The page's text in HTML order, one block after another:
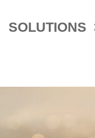
SOLUTIONS